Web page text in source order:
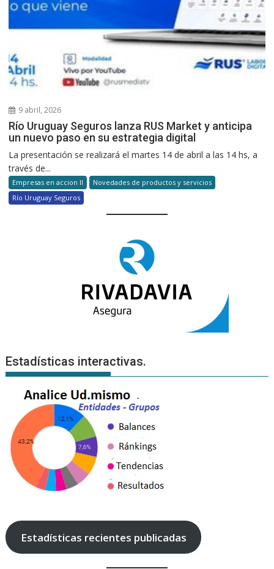
9 abril, 2026
Río Uruguay Seguros lanza RUS Market y anticipa
un nuevo paso en su estrategia digital
La presentación se realizará el martes 14 de abril a las 14 hs, a
través de...
Empresas en accion II
Novedades de productos y servicios
Río Uruguay Seguros
Estadísticas interactivas.
Estadísticas recientes publicadas